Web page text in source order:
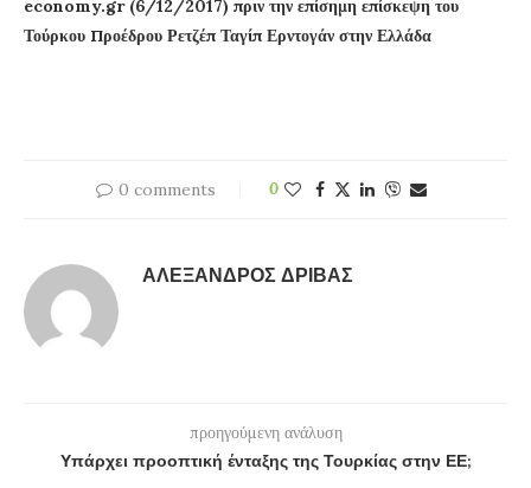
economy.gr (6/12/2017) πριν την επίσημη επίσκεψη του
Τούρκου Προέδρου Ρετζέπ Ταγίπ Ερντογάν στην Ελλάδα
0 comments 0
ΑΛΈΞΑΝΔΡΟΣ ΔΡΊΒΑΣ
προηγούμενη ανάλυση
Υπάρχει προοπτική ένταξης της Τουρκίας στην ΕΕ;